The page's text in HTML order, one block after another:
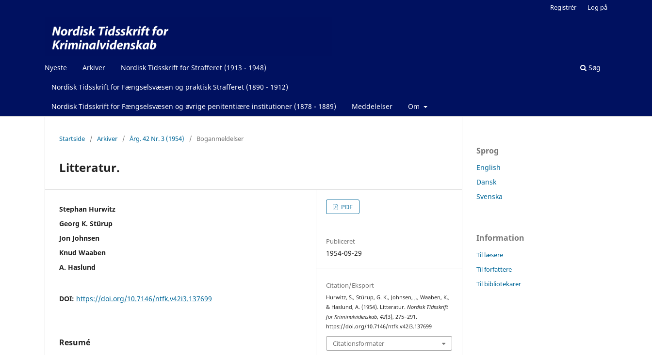
Nyeste Arkiver Nordisk Tidsskrift for Strafferet (1913 - 1948)
Nordisk Tidsskrift for Fængselsvæsen og praktisk Strafferet (1890 - 1912)
Nordisk Tidsskrift for Fængselsvæsen og øvrige penitentiære institutioner (1878 - 1889) Meddelelser Om
Søg
Registrér Log på
Startside / Arkiver / Årg. 42 Nr. 3 (1954) / Boganmeldelser
Litteratur.
Stephan Hurwitz
Georg K. Stürup
Jon Johnsen
Knud Waaben
A. Haslund
DOI: https://doi.org/10.7146/ntfk.v42i3.137699
Resumé
PDF
Publiceret
1954-09-29
Citation/Eksport
Hurwitz, S., Stürup, G. K., Johnsen, J., Waaben, K.,
& Haslund, A. (1954). Litteratur.Nordisk Tidsskrift
for Kriminalvidenskab,42(3), 275–291.
https://doi.org/10.7146/ntfk.v42i3.137699
Citationsformater
Sprog
English
Dansk
Svenska
Information
Til læsere
Til forfattere
Til bibliotekarer